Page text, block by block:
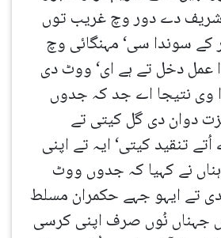
شریف دے دور وچ غریب توں
سوندا سی‘ مہنگائی وچ
عمل دخل تے ہے ای‘ ووٹ دی
وی نتیجا اے جد کہ جدوں
دوان دی گل کیتی تے
تنقید کیتی‘ ایہ تے اپنی
نے کہیا کہ جدوں ووٹ
تے ایہو جہے حکمران مسلط
جہناں نُوں صرف اپنی کرسی